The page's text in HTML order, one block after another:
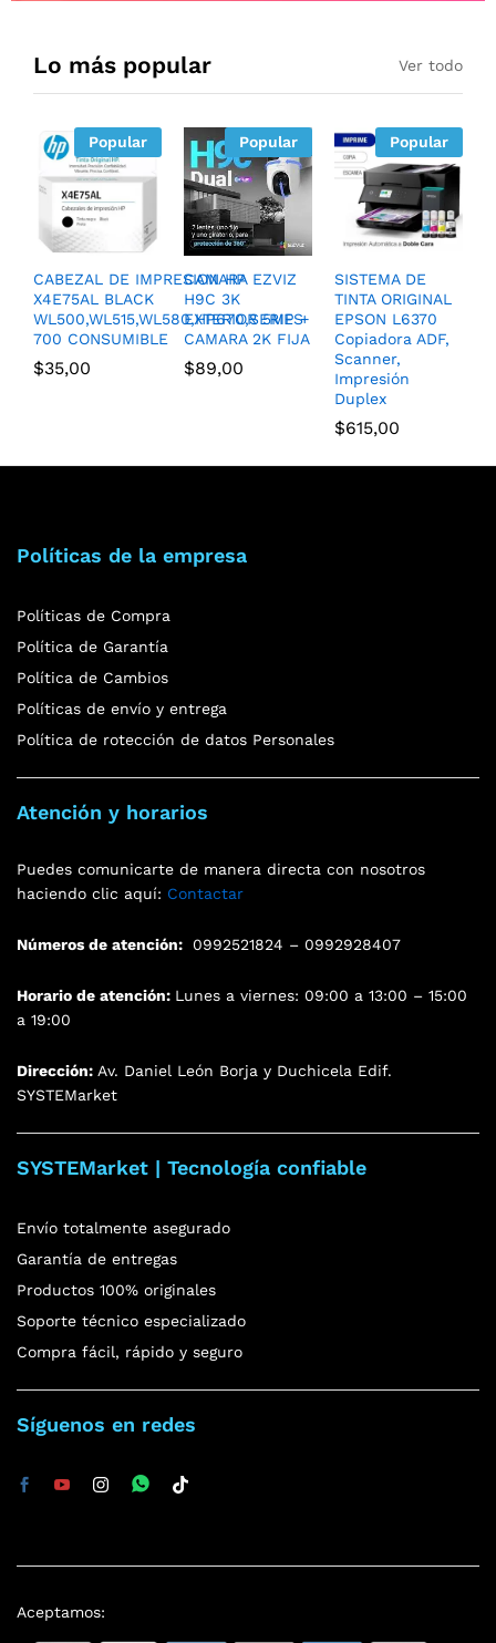
Lo más popular Ver todo
Popular
CABEZAL DE IMPRESION HP
X4E75AL BLACK
WL500,WL515,WL580,HP670,SERIES
700 CONSUMIBLE
$35,00
Popular
CAMARA EZVIZ
H9C 3K
EXTERIOR 5MP +
CAMARA 2K FIJA
$89,00
Popular
SISTEMA DE
TINTA ORIGINAL
EPSON L6370
Copiadora ADF,
Scanner,
Impresión
Duplex
$615,00
Políticas de la empresa
Políticas de Compra
Política de Garantía
Política de Cambios
Políticas de envío y entrega
Política de rotección de datos Personales
Atención y horarios
Puedes comunicarte de manera directa con nosotros
haciendo clic aquí: Contactar
Números de atención: 0992521824 – 0992928407
Horario de atención: Lunes a viernes: 09:00 a 13:00 – 15:00
a 19:00
Dirección: Av. Daniel León Borja y Duchicela Edif.
SYSTEMarket
SYSTEMarket | Tecnología confiable
Envío totalmente asegurado
Garantía de entregas
Productos 100% originales
Soporte técnico especializado
Compra fácil, rápido y seguro
Síguenos en redes
Aceptamos: